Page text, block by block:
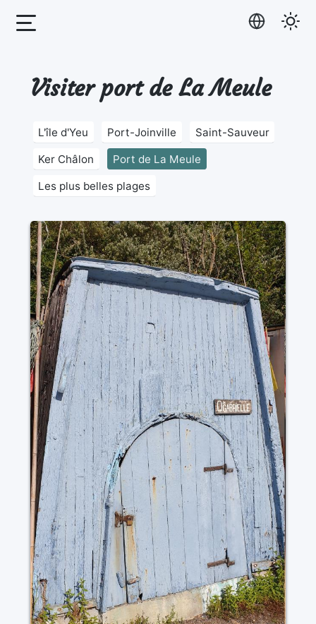
Visiter port de La Meule
L'île d'Yeu Port-Joinville
Saint-Sauveur
Ker Châlon
Port de La Meule
Les plus belles plages